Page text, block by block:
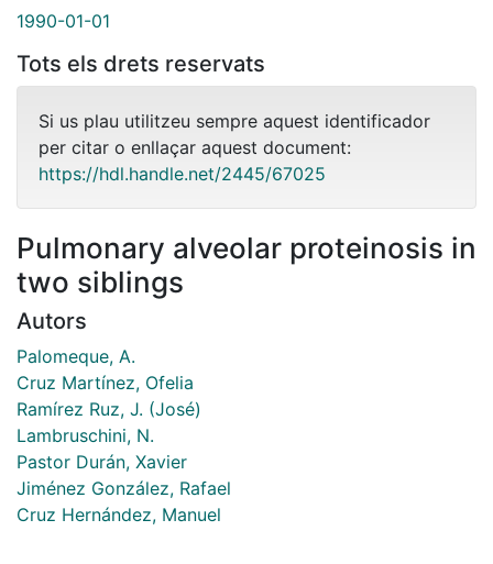
1990-01-01
Tots els drets reservats
Si us plau utilitzeu sempre aquest identificador
per citar o enllaçar aquest document:
https://hdl.handle.net/2445/67025
Pulmonary alveolar proteinosis in
two siblings
Autors
Palomeque, A.
Cruz Martínez, Ofelia
Ramírez Ruz, J. (José)
Lambruschini, N.
Pastor Durán, Xavier
Jiménez González, Rafael
Cruz Hernández, Manuel